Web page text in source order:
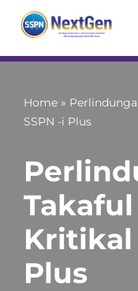
Skip
to
Home »
SSPN -i Plus
Kritikal
Plus